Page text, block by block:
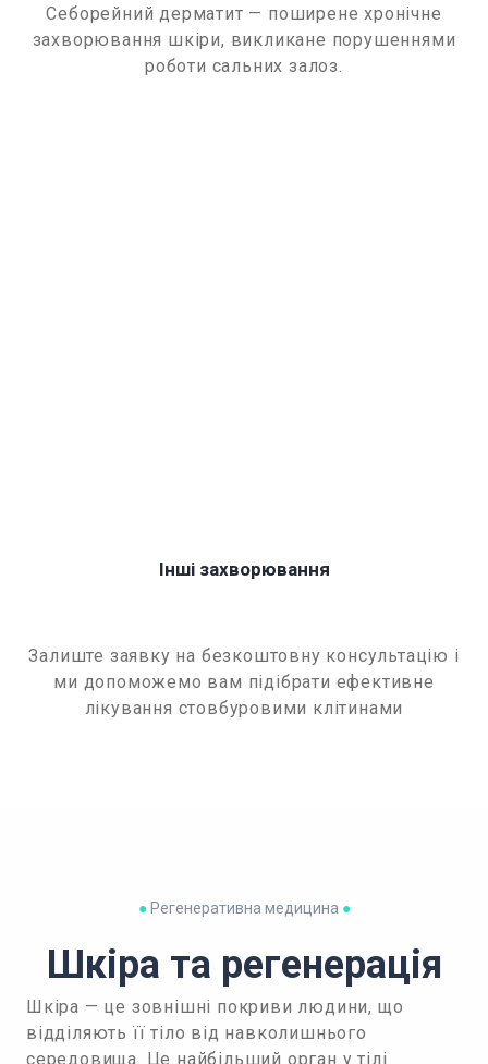
Себорейний дерматит — поширене хронічне
захворювання шкіри, викликане порушеннями
роботи сальних залоз.
Інші захворювання
Залиште заявку на безкоштовну консультацію і
ми допоможемо вам підібрати ефективне
лікування стовбуровими клітинами
● Регенеративна медицина ●
Шкіра та регенерація
Шкіра — це зовнішні покриви людини, що
відділяють її тіло від навколишнього
середовища. Це найбільший орган у тілі